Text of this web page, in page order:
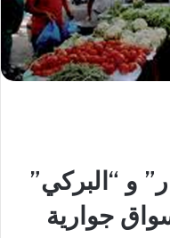
و “البركي”
جوارية